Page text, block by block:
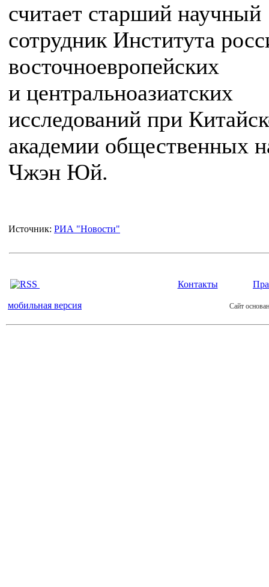
считает старший научный
сотрудник Института
восточноевропейских
и центральноазиатских
исследований при
академии общественных
Чжэн Юй.
Источник: РИА "Новости"
Контакты
мобильная версия Сайт